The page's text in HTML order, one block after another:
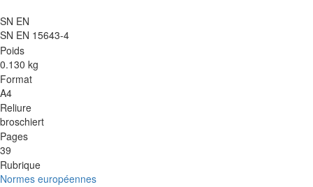
SN EN
SN EN 15643-4
Poids
0.130 kg
Format
A4
Reliure
broschiert
Pages
39
Rubrique
Normes européennes